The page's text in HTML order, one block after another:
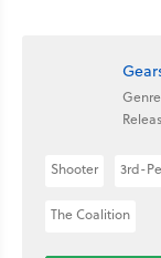
Shooter 3rd-
The Coalition